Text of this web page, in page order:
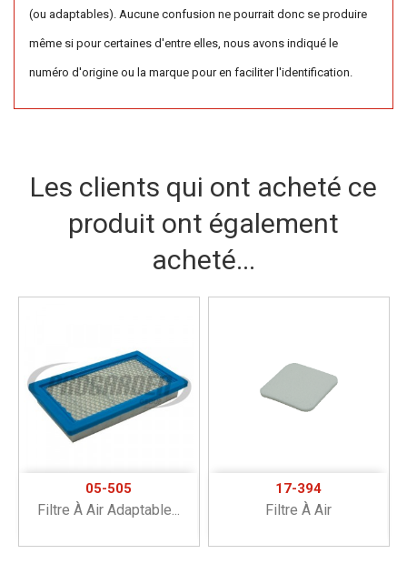
(ou adaptables). Aucune confusion ne pourrait donc se produire
même si pour certaines d'entre elles, nous avons indiqué le
numéro d'origine ou la marque pour en faciliter l'identification.
Les clients qui ont acheté ce
produit ont également
acheté...
05-505
Filtre À Air Adaptable...
17-394
Filtre À Air